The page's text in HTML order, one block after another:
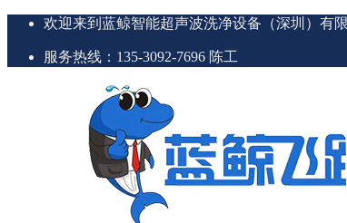
欢迎来到蓝鲸智能超声波洗净设备（深圳）有
服务热线：135-3092-7696 陈工